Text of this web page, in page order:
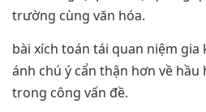
trường cùng văn hóa.
bài xích toán tái quan niệm
ánh chú ý cẩn thận hơn về
trong công vấn đề.